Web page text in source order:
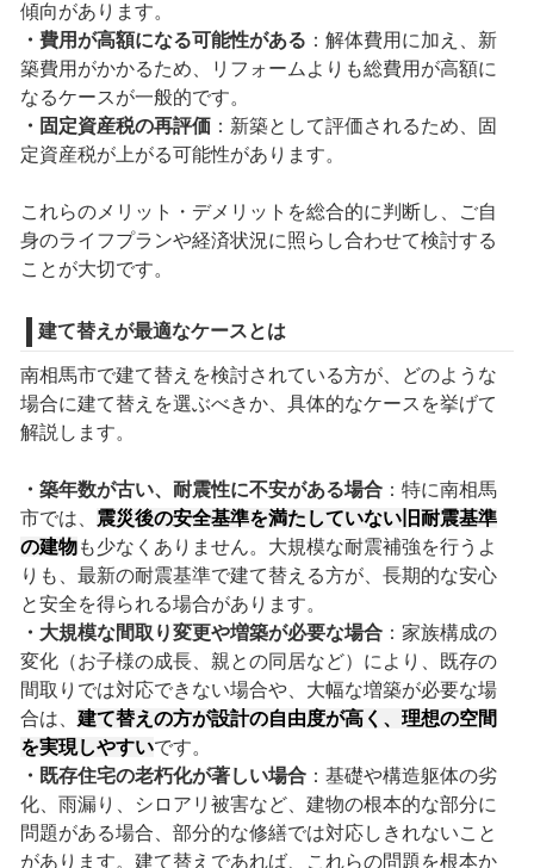
傾向があります。
・費用が高額になる可能性がある ：解体費用に加え、新
築費用がかかるため、リフォームよりも総費用が高額に
なるケースが一般的です。
・固定資産税の再評価：新築として評価されるため、固
定資産税が上がる可能性があります。
これらのメリット・デメリットを総合的に判断し、ご自
身のライフプランや経済状況に照らし合わせて検討する
ことが大切です。
建て替えが最適なケースとは
南相馬市で建て替えを検討されている方が、どのような
場合に建て替えを選ぶべきか、具体的なケースを挙げて
解説します。
・築年数が古い、耐震性に不安がある場合：特に南相馬
市では、 震災後の安全基準を満たしていない旧耐震基準
の建物も少なくありません。大規模な耐震補強を行うよ
りも、最新の耐震基準で建て替える方が、長期的な安心
と安全を得られる場合があります。
・大規模な間取り変更や増築が必要な場合：家族構成の
変化（お子様の成長、親との同居など）により、既存の
間取りでは対応できない場合や、大幅な増築が必要な場
合は、 建て替えの方が設計の自由度が高く、理想の空間
を実現しやすいです。
・既存住宅の老朽化が著しい場合：基礎や構造躯体の劣
化、雨漏り、シロアリ被害など、建物の根本的な部分に
問題がある場合、部分的な修繕では対応しきれないこと
があります。建て替えであれば、これらの問題を根本か